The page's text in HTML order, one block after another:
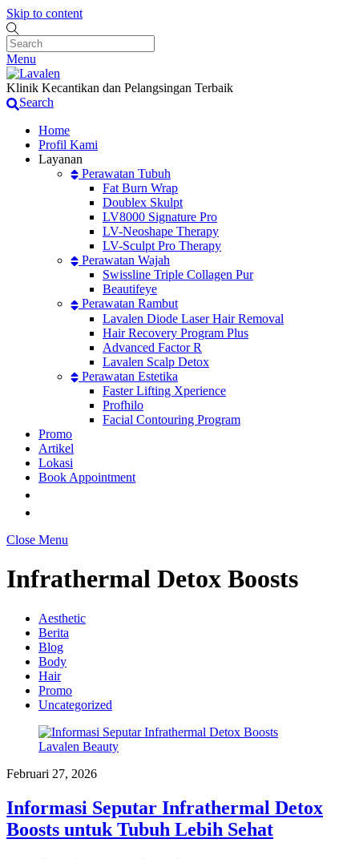
Skip to content
Menu
Klinik Kecantikan dan Pelangsingan Terbaik
Search
Home
Profil Kami
Layanan
Perawatan Tubuh
Fat Burn Wrap
Doublex Skulpt
LV8000 Signature Pro
LV-Neoshape Therapy
LV-Sculpt Pro Therapy
Perawatan Wajah
Swissline Triple Collagen Pur
Beautifeye
Perawatan Rambut
Lavalen Diode Laser Hair Removal
Hair Recovery Program Plus
Advanced Factor R
Lavalen Scalp Detox
Perawatan Estetika
Faster Lifting Xperience
Profhilo
Facial Contouring Program
Promo
Artikel
Lokasi
Book Appointment
Close Menu
Infrathermal Detox Boosts
Aesthetic
Berita
Blog
Body
Hair
Promo
Uncategorized
Februari 27, 2026
Informasi Seputar Infrathermal Detox
Boosts untuk Tubuh Lebih Sehat